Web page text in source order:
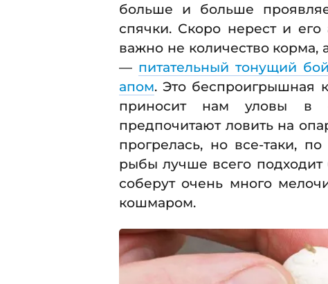
больше и больше
спячки. Скоро нерест и его
важно не количество корма,
— питательный тонущий
апом. Это беспроигрышная
приносит нам уловы в
предпочитают ловить на
прогрелась, но все-таки,
рыбы лучше всего
соберут очень много
кошмаром.